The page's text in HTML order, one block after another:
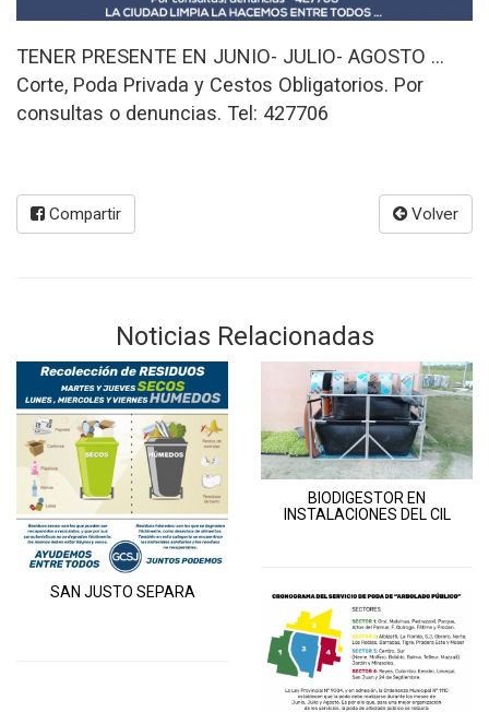
TENER PRESENTE EN JUNIO- JULIO- AGOSTO ...
Corte, Poda Privada y Cestos Obligatorios. Por
consultas o denuncias. Tel: 427706
Compartir Volver
Noticias Relacionadas
SAN JUSTO SEPARA
BIODIGESTOR EN
INSTALACIONES DEL CIL